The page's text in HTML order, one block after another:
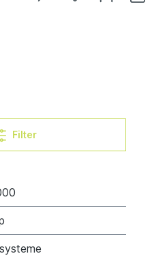
Filter